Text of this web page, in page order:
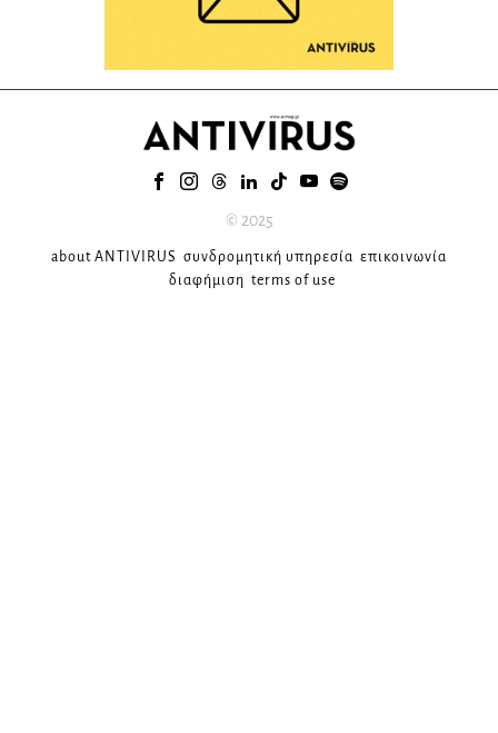
© 2025
about ANTIVIRUS συνδρομητική υπηρεσία επικοινωνία
διαφήμιση terms of use